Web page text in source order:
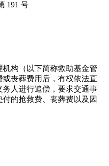
191 号
构（以下简称救助基金管
丧葬费用后，有权依法直
人进行追偿，要求交通事
的抢救费、丧葬费以及因